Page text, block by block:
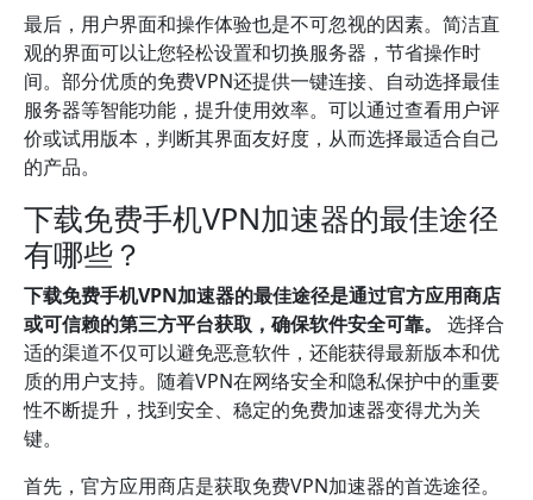
最后，用户界面和操作体验也是不可忽视的因素。简洁直
观的界面可以让您轻松设置和切换服务器，节省操作时
间。部分优质的免费VPN还提供一键连接、自动选择最佳
服务器等智能功能，提升使用效率。可以通过查看用户评
价或试用版本，判断其界面友好度，从而选择最适合自己
的产品。
下载免费手机VPN加速器的最佳途径
有哪些？
下载免费手机VPN加速器的最佳途径是通过官方应用商店
或可信赖的第三方平台获取，确保软件安全可靠。
选择合
适的渠道不仅可以避免恶意软件，还能获得最新版本和优
质的用户支持。随着VPN在网络安全和隐私保护中的重要
性不断提升，找到安全、稳定的免费加速器变得尤为关
键。
首先，官方应用商店是获取免费VPN加速器的首选途径。